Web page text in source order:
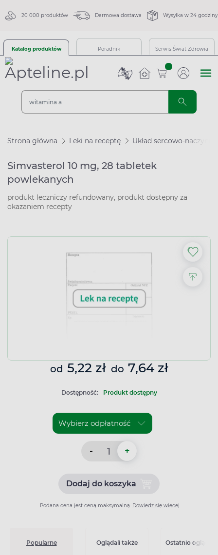
20 000 produktów Darmowa dostawa Wysyłka w 24 godziny
Katalog produktów Poradnik Serwis Świat Zdrowia
sztuk
Strona główna Leki na receptę Układ sercowo-
Simvasterol 10 mg, 28 tabletek
powlekanych
produkt leczniczy refundowany, produkt dostępny za
okazaniem recepty
od 5,22 zł do 7,64 zł
Dostępność: Produkt dostępny
- +
Dodaj do koszykaDodaj do koszyka
Podana cena jest ceną maksymalną. Dowiedz się więcej
Popularne Oglądali także Ostatnio